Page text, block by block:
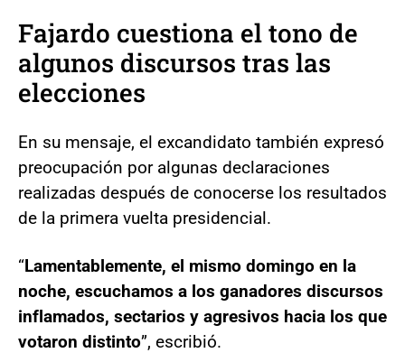
Fajardo cuestiona el tono de
algunos discursos tras las
elecciones
En su mensaje, el excandidato también expresó
preocupación por algunas declaraciones
realizadas después de conocerse los resultados
de la primera vuelta presidencial.
“Lamentablemente, el mismo domingo en la
noche, escuchamos a los ganadores discursos
inflamados, sectarios y agresivos hacia los que
votaron distinto”, escribió.